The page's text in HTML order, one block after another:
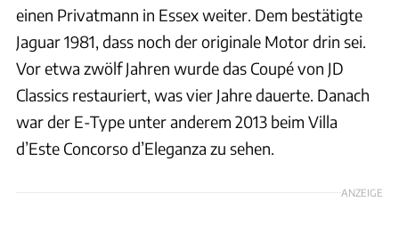
einen Privatmann in Essex weiter. Dem bestätigte
Jaguar 1981, dass noch der originale Motor drin sei.
Vor etwa zwölf Jahren wurde das Coupé von JD
Classics restauriert, was vier Jahre dauerte. Danach
war der E-Type unter anderem 2013 beim Villa
d’Este Concorso d’Eleganza zu sehen.
ANZEIGE